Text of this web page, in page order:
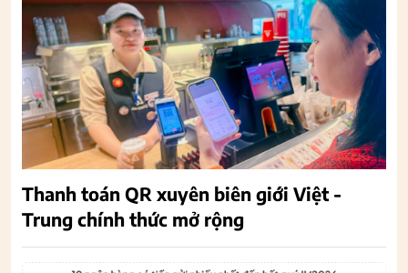
Thanh toán QR xuyên biên giới Việt -
Trung chính thức mở rộng